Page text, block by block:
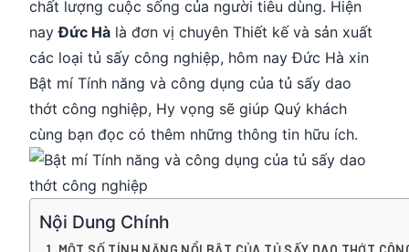
chất lượng cuộc sống của người tiêu dùng. Hiện
nayĐức Hà là đơn vị chuyên Thiết kế và sản xuất
các loại tủ sấy công nghiệp, hôm nay Đức Hà xin
Bật mí Tính năng và công dụng của tủ sấy dao
thớt công nghiệp, Hy vọng sẽ giúp Quý khách
cùng bạn đọc có thêm những thông tin hữu ích.
Nội Dung Chính